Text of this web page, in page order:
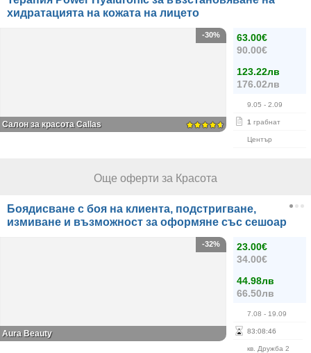
хидратацията на кожата на лицето
63.00€
90.00€
123.22лв
176.02лв
9.05 - 2.09
1 грабнат
Център
-30%
Салон за красота Callas
Още оферти за Красота
Боядисване с боя на клиента, подстригване,
измиване и възможност за оформяне със сешоар
23.00€
34.00€
44.98лв
66.50лв
7.08 - 19.09
83:08:46
кв. Дружба 2
-32%
Aura Beauty